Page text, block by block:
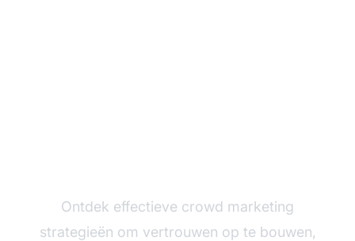
Ontdek effectieve crowd marketing
strategieën om vertrouwen op te bouwen,